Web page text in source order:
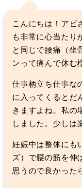
こんにちは！アビ
も非常に心当たり
と同じで腰痛（坐
ンって痛んで休む
仕事柄立ち仕事な
に入ってくるとだ
きますよね。私の
しました。少しは
妊娠中は整体にも
ズ）で腰の筋を伸
思うので良かった